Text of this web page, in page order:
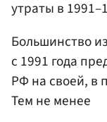
утраты в
Большинство
с 1991 года
РФ на своей, в
Тем не менее